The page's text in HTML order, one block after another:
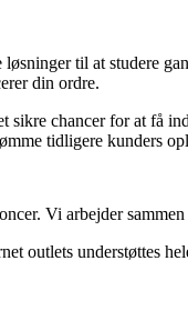
til at studere
din ordre.
sikre chancer for at få
tidligere kunders
Vi arbejder
outlets understøttes